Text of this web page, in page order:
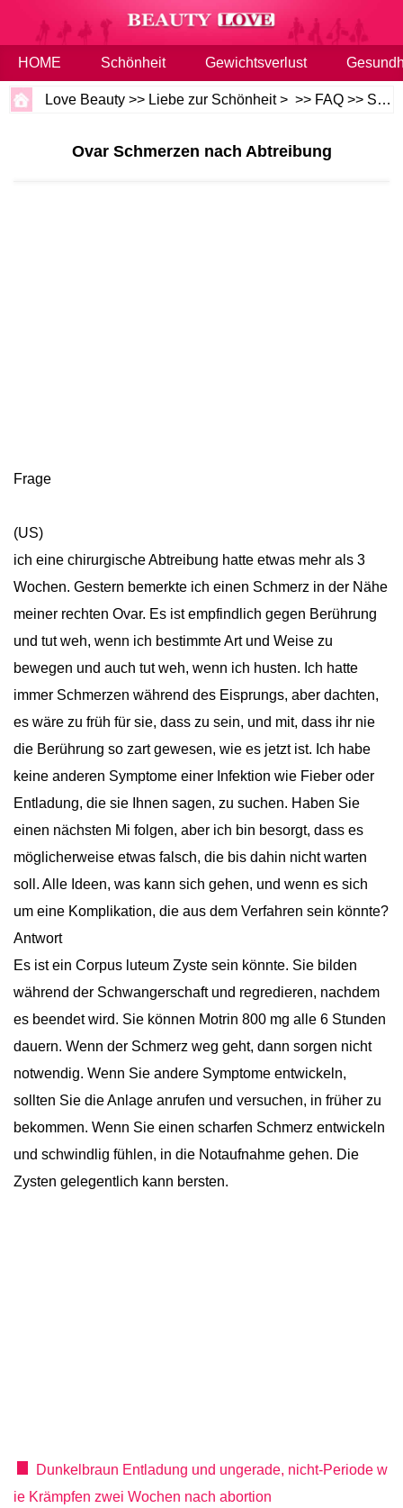
HOME Schönheit Gewichtsverlust
Love Beauty >> Liebe zur Schönheit> >> FAQ >> Schönheit und Gesundheit
Ovar Schmerzen nach Abtreibung
Frage
(US)
ich eine chirurgische Abtreibung hatte etwas mehr als 3
Wochen. Gestern bemerkte ich einen Schmerz in der Nähe
meiner rechten Ovar. Es ist empfindlich gegen Berührung
und tut weh, wenn ich bestimmte Art und Weise zu
bewegen und auch tut weh, wenn ich husten. Ich hatte
immer Schmerzen während des Eisprungs, aber dachten,
es wäre zu früh für sie, dass zu sein, und mit, dass ihr nie
die Berührung so zart gewesen, wie es jetzt ist. Ich habe
keine anderen Symptome einer Infektion wie Fieber oder
Entladung, die sie Ihnen sagen, zu suchen. Haben Sie
einen nächsten Mi folgen, aber ich bin besorgt, dass es
möglicherweise etwas falsch, die bis dahin nicht warten
soll. Alle Ideen, was kann sich gehen, und wenn es sich
um eine Komplikation, die aus dem Verfahren sein könnte?
Antwort
Es ist ein Corpus luteum Zyste sein könnte. Sie bilden
während der Schwangerschaft und regredieren, nachdem
es beendet wird. Sie können Motrin 800 mg alle 6 Stunden
dauern. Wenn der Schmerz weg geht, dann sorgen nicht
notwendig. Wenn Sie andere Symptome entwickeln,
sollten Sie die Anlage anrufen und versuchen, in früher zu
bekommen. Wenn Sie einen scharfen Schmerz entwickeln
und schwindlig fühlen, in die Notaufnahme gehen. Die
Zysten gelegentlich kann bersten.
Dunkelbraun Entladung und ungerade, nicht-Periode w
ie Krämpfen zwei Wochen nach abortion